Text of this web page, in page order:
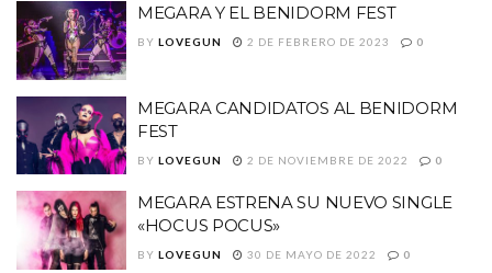
MEGARA Y EL BENIDORM FEST
BY LOVEGUN 2 DE FEBRERO DE 2023 0
MEGARA CANDIDATOS AL BENIDORM
FEST
BY LOVEGUN 2 DE NOVIEMBRE DE 2022 0
MEGARA ESTRENA SU NUEVO SINGLE
«HOCUS POCUS»
BY LOVEGUN 30 DE MAYO DE 2022 0